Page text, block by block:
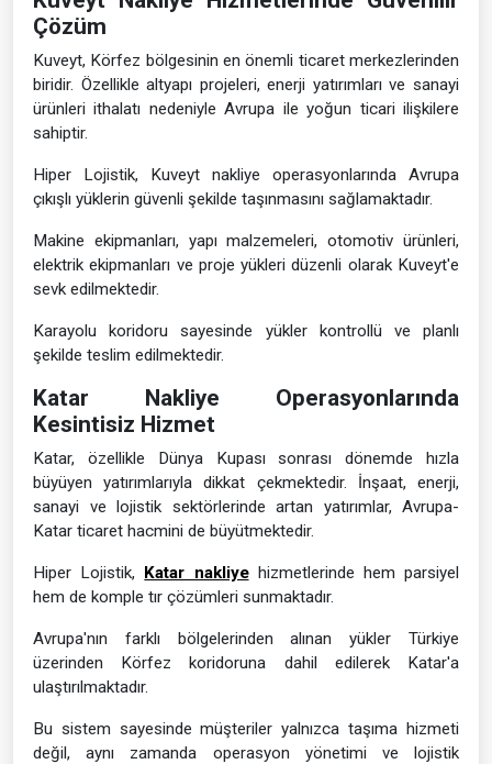
Çözüm
Kuveyt, Körfez bölgesinin en önemli ticaret merkezlerinden
biridir. Özellikle altyapı projeleri, enerji yatırımları ve sanayi
ürünleri ithalatı nedeniyle Avrupa ile yoğun ticari ilişkilere
sahiptir.
Hiper Lojistik, Kuveyt nakliye operasyonlarında Avrupa
çıkışlı yüklerin güvenli şekilde taşınmasını sağlamaktadır.
Makine ekipmanları, yapı malzemeleri, otomotiv ürünleri,
elektrik ekipmanları ve proje yükleri düzenli olarak Kuveyt'e
sevk edilmektedir.
Karayolu koridoru sayesinde yükler kontrollü ve planlı
şekilde teslim edilmektedir.
Katar Nakliye Operasyonlarında
Kesintisiz Hizmet
Katar, özellikle Dünya Kupası sonrası dönemde hızla
büyüyen yatırımlarıyla dikkat çekmektedir. İnşaat, enerji,
sanayi ve lojistik sektörlerinde artan yatırımlar, Avrupa-
Katar ticaret hacmini de büyütmektedir.
Hiper Lojistik, Katar nakliyehizmetlerinde hem parsiyel
hem de komple tır çözümleri sunmaktadır.
Avrupa'nın farklı bölgelerinden alınan yükler Türkiye
üzerinden Körfez koridoruna dahil edilerek Katar'a
ulaştırılmaktadır.
Bu sistem sayesinde müşteriler yalnızca taşıma hizmeti
değil, aynı zamanda operasyon yönetimi ve lojistik